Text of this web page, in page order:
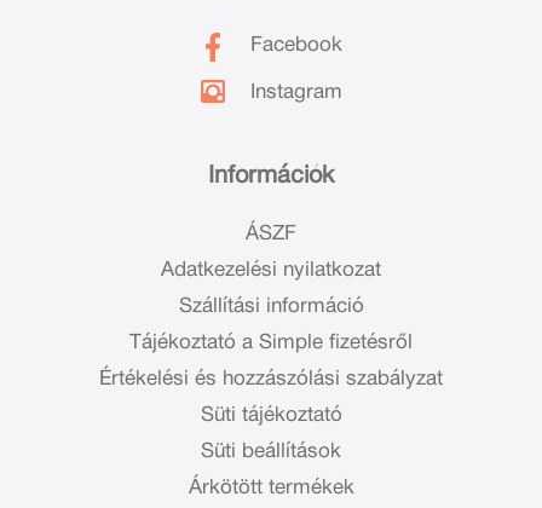
Információk
ÁSZF
Adatkezelési nyilatkozat
Szállítási információ
Tájékoztató a Simple fizetésről
Értékelési és hozzászólási szabályzat
Süti tájékoztató
Süti beállítások
Árkötött termékek
Facebook
Instagram